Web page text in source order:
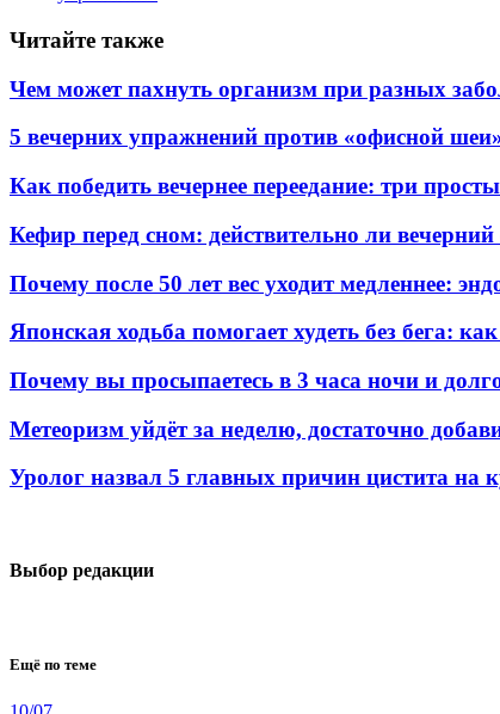
Читайте также
Чем может пахнуть организм при разных
5 вечерних упражнений против «офисной
Как победить вечернее переедание: три
Кефир перед сном: действительно ли
Почему после 50 лет вес уходит медленнее:
Японская ходьба помогает худеть без бега:
Почему вы просыпаетесь в 3 часа ночи и
Метеоризм уйдёт за неделю, достаточно
Уролог назвал 5 главных причин цистита на
Выбор редакции
Ещё по теме